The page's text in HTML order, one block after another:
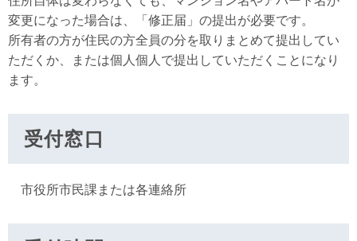
変更になった場合は、「修正届」の提出が必要です。
所有者の方が住民の方全員の分を取りまとめて提出してい
ただくか、または個人個人で提出していただくことになり
ます。
受付窓口
市役所市民課または各連絡所